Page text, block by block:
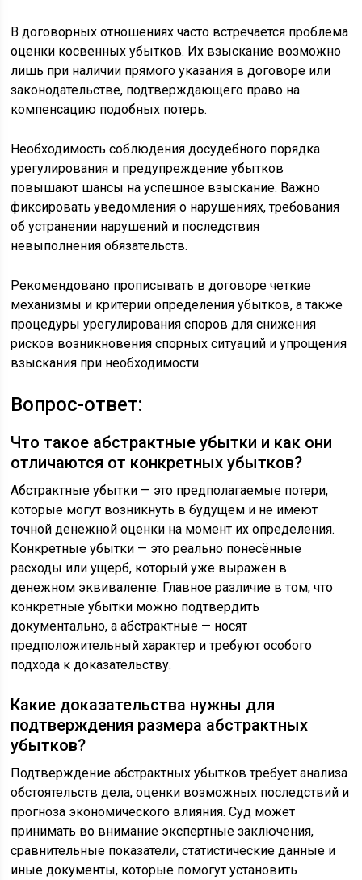
В договорных отношениях часто встречается проблема
оценки косвенных убытков. Их взыскание возможно
лишь при наличии прямого указания в договоре или
законодательстве, подтверждающего право на
компенсацию подобных потерь.
Необходимость соблюдения досудебного порядка
урегулирования и предупреждение убытков
повышают шансы на успешное взыскание. Важно
фиксировать уведомления о нарушениях, требования
об устранении нарушений и последствия
невыполнения обязательств.
Рекомендовано прописывать в договоре четкие
механизмы и критерии определения убытков, а также
процедуры урегулирования споров для снижения
рисков возникновения спорных ситуаций и упрощения
взыскания при необходимости.
Вопрос-ответ:
Что такое абстрактные убытки и как они
отличаются от конкретных убытков?
Абстрактные убытки — это предполагаемые потери,
которые могут возникнуть в будущем и не имеют
точной денежной оценки на момент их определения.
Конкретные убытки — это реально понесённые
расходы или ущерб, который уже выражен в
денежном эквиваленте. Главное различие в том, что
конкретные убытки можно подтвердить
документально, а абстрактные — носят
предположительный характер и требуют особого
подхода к доказательству.
Какие доказательства нужны для
подтверждения размера абстрактных
убытков?
Подтверждение абстрактных убытков требует анализа
обстоятельств дела, оценки возможных последствий и
прогноза экономического влияния. Суд может
принимать во внимание экспертные заключения,
сравнительные показатели, статистические данные и
иные документы, которые помогут установить